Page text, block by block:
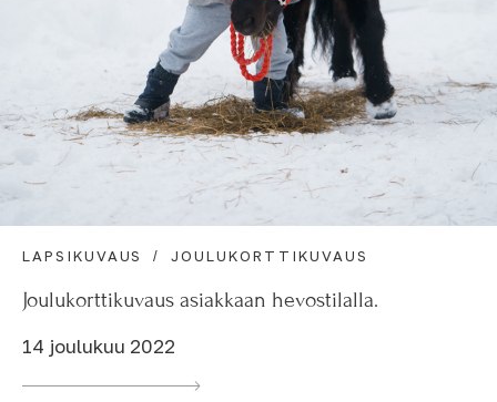
LAPSIKUVAUS JOULUKORTTIKUVAUS
Joulukorttikuvaus asiakkaan hevostilalla.
14 joulukuu 2022